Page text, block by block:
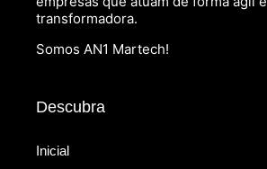
transformadora.
Somos AN1 Martech!
Descubra
Inicial